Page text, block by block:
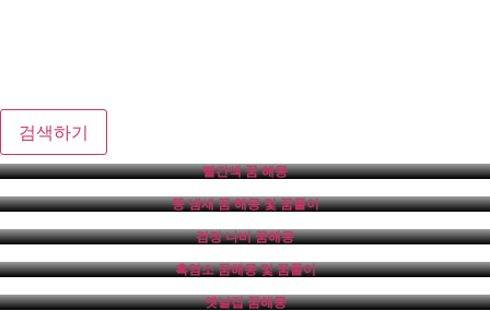
검색하기
빨간색 꿈 해몽
똥 냄새 꿈 해몽 및 꿈풀이
검정 나비 꿈해몽
흑염소 꿈해몽 및 꿈풀이
옛날집 꿈해몽